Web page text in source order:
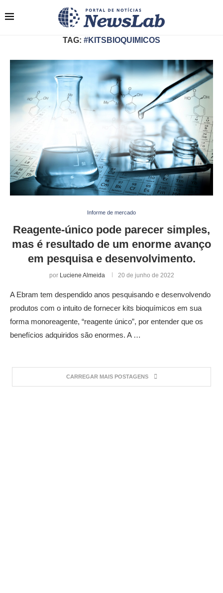
TAG: #KITSBIOQUIMICOS
Informe de mercado
Reagente-único pode parecer simples,
mas é resultado de um enorme avanço
em pesquisa e desenvolvimento.
por Luciene Almeida 20 de junho de 2022
A Ebram tem despendido anos pesquisando e desenvolvendo
produtos com o intuito de fornecer kits bioquímicos em sua
forma monoreagente, “reagente único”, por entender que os
benefícios adquiridos são enormes. A …
CARREGAR MAIS POSTAGENS